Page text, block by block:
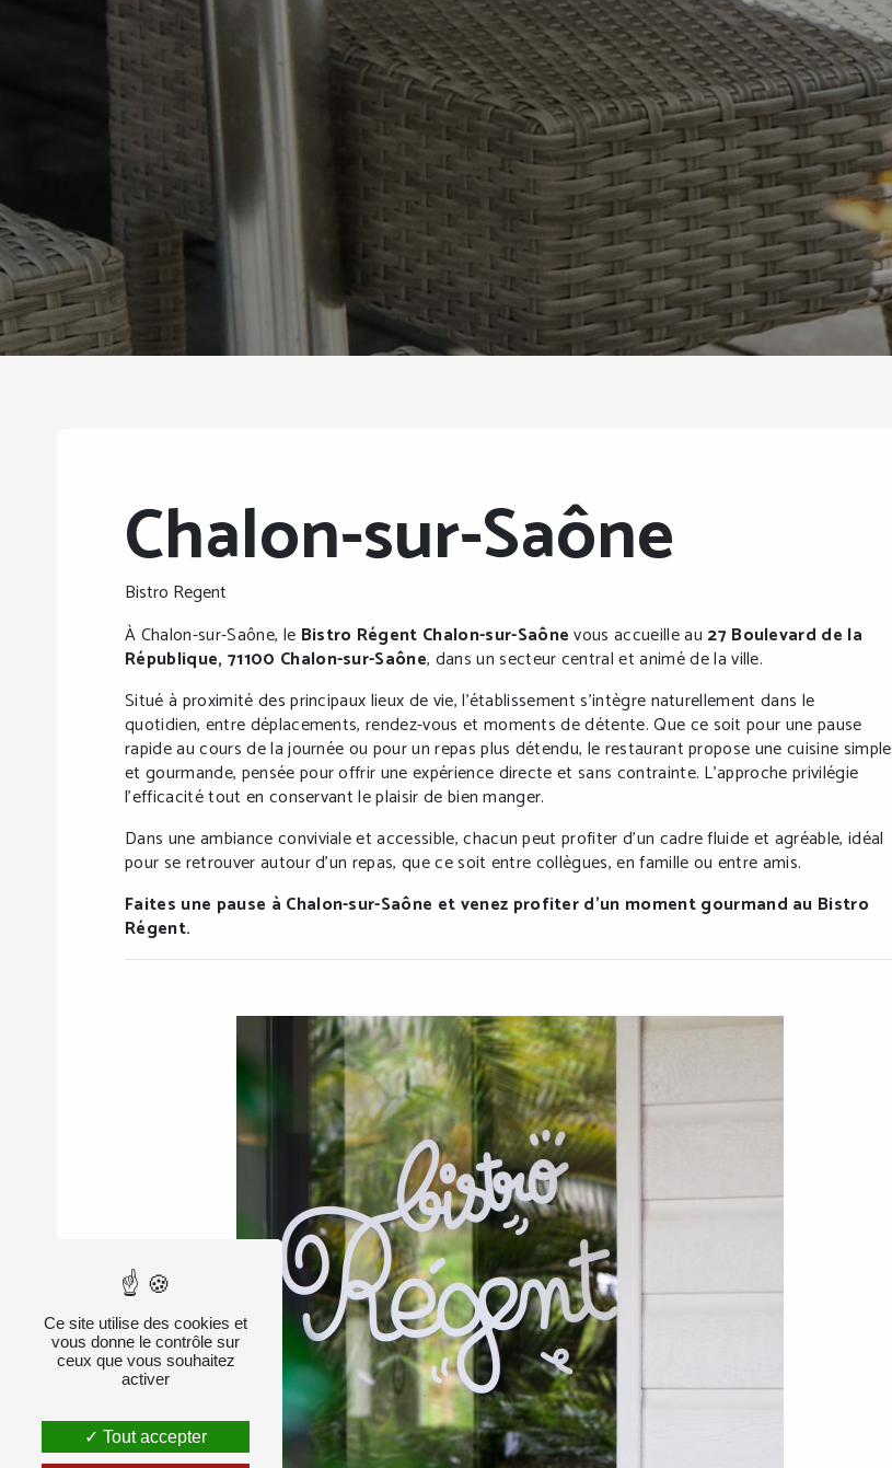
Chalon-sur-Saône
Bistro Regent
À Chalon-sur-Saône, le Bistro Régent Chalon-sur-Saônevous accueille au 27 Boulevard de la
République, 71100 Chalon-sur-Saône, dans un secteur central et animé de la ville.
Situé à proximité des principaux lieux de vie, l’établissement s’intègre naturellement dans le
quotidien, entre déplacements, rendez-vous et moments de détente. Que ce soit pour une pause
rapide au cours de la journée ou pour un repas plus détendu, le restaurant propose une cuisine simple
et gourmande, pensée pour offrir une expérience directe et sans contrainte. L’approche privilégie
l’efficacité tout en conservant le plaisir de bien manger.
Dans une ambiance conviviale et accessible, chacun peut profiter d’un cadre fluide et agréable, idéal
pour se retrouver autour d’un repas, que ce soit entre collègues, en famille ou entre amis.
Faites une pause à Chalon-sur-Saône et venez profiter d’un moment gourmand au Bistro
Régent.
Ce site utilise des cookies et
vous donne le contrôle sur
ceux que vous souhaitez
activer
Tout accepter